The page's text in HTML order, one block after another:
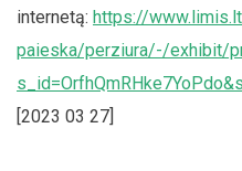
internetą: https://
paieska/perziura/-/exhibit/
[2023 03 27]